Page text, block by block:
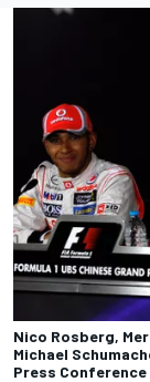
Nico Rosberg,
Michael
Press Conference